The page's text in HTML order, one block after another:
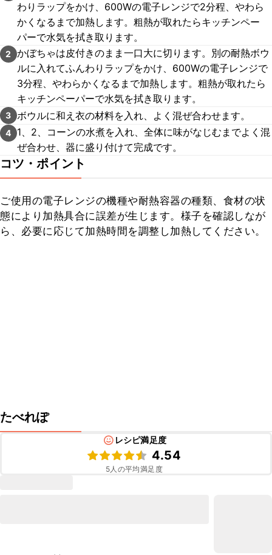
わりラップをかけ、600Wの電子レンジで2分程、やわら
かくなるまで加熱します。粗熱が取れたらキッチンペー
パーで水気を拭き取ります。
2
かぼちゃは皮付きのまま一口大に切ります。別の耐熱ボウ
ルに入れてふんわりラップをかけ、600Wの電子レンジで
3分程、やわらかくなるまで加熱します。粗熱が取れたら
キッチンペーパーで水気を拭き取ります。
3 ボウルに和え衣の材料を入れ、よく混ぜ合わせます。
4
1、2、コーンの水煮を入れ、全体に味がなじむまでよく混
ぜ合わせ、器に盛り付けて完成です。
コツ・ポイント
ご使用の電子レンジの機種や耐熱容器の種類、食材の状
態により加熱具合に誤差が生じます。様子を確認しなが
ら、必要に応じて加熱時間を調整し加熱してください。
たべれぽ
レシピ満足度
4.54
5人の平均満足度